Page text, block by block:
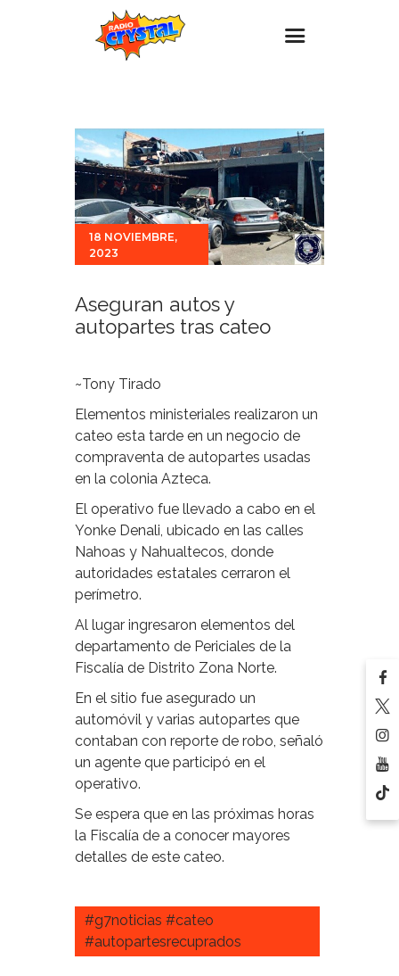
Estaciones
Eventos
Promociones
Noticias
Para ti
Contacto
18 NOVIEMBRE,
2023
Aseguran autos y
autopartes tras cateo
~Tony Tirado
Elementos ministeriales realizaron un
cateo esta tarde en un negocio de
compraventa de autopartes usadas
en la colonia Azteca.
El operativo fue llevado a cabo en el
Yonke Denali, ubicado en las calles
Nahoas y Nahualtecos, donde
autoridades estatales cerraron el
perímetro.
Al lugar ingresaron elementos del
departamento de Periciales de la
Fiscalía de Distrito Zona Norte.
En el sitio fue asegurado un
automóvil y varias autopartes que
contaban con reporte de robo, señaló
un agente que participó en el
operativo.
Se espera que en las próximas horas
la Fiscalía de a conocer mayores
detalles de este cateo.
#g7noticias #cateo
#autopartesrecuprados